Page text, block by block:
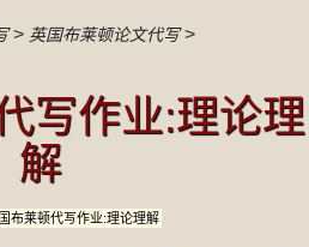
> 英国布莱顿论文代写>
写作业:理论理
解
布莱顿代写作业:理论理解